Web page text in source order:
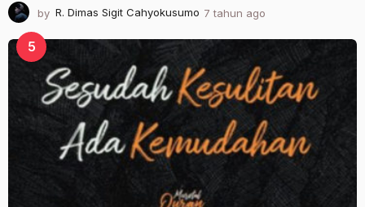
by R. Dimas Sigit Cahyokusumo 7 tahun ago
a
u
n
a
o
5